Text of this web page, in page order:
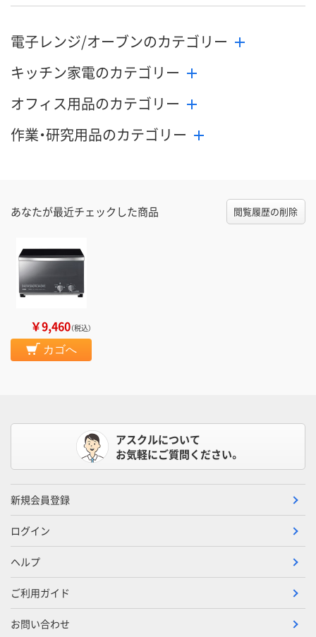
電子レンジ/オーブンのカテゴリー
キッチン家電のカテゴリー
オフィス用品のカテゴリー
作業・研究用品のカテゴリー
あなたが最近チェックした商品 閲覧履歴の削除
￥9,460（税込）
カゴへ
アスクルについて
お気軽にご質問ください。
新規会員登録
ログイン
ヘルプ
ご利用ガイド
お問い合わせ